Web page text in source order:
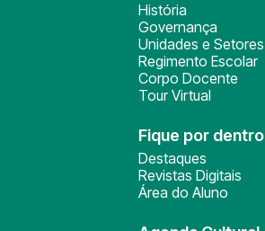
História
Governança
Unidades e Setores
Regimento Escolar
Corpo Docente
Tour Virtual
Fique por dentro
Destaques
Revistas Digitais
Área do Aluno